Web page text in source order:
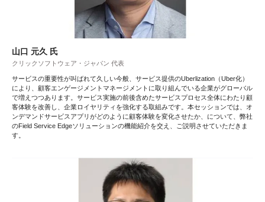
山口 元久 氏
クリックソフトウェア・ジャパン 代表
サービスの重要性が叫ばれて久しい今般、サービス提供のUberlization（Uber化）
により、顧客エンゲージメントマネージメントに取り組んでいる企業がグローバル
で増えつつあります。サービス実施の前後含めたサービスプロセス全体にわたり顧
客体験を改善し、企業ロイヤリティを強化する取組みです。本セッションでは、オ
ンデマンドサービスアプリがどのように顧客体験を変化させたか、について、弊社
のField Service Edgeソリューションの機能紹介を交え、ご説明させていただきま
す。